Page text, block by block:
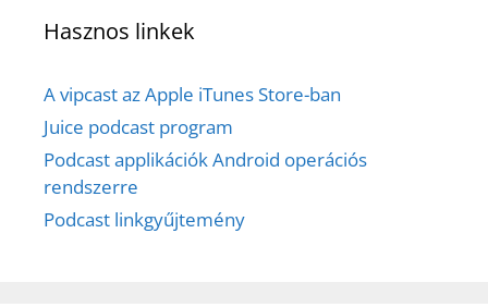
Hasznos linkek
A vipcast az Apple iTunes Store-ban
Juice podcast program
Podcast applikációk Android operációs
rendszerre
Podcast linkgyűjtemény